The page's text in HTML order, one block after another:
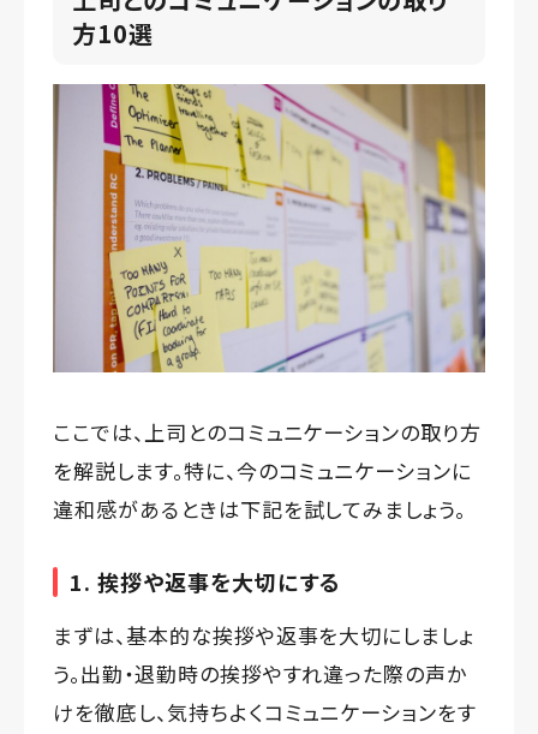
方10選
ここでは、上司とのコミュニケーションの取り方
を解説します。特に、今のコミュニケーションに
違和感があるときは下記を試してみましょう。
1. 挨拶や返事を大切にする
まずは、基本的な挨拶や返事を大切にしましょ
う。出勤・退勤時の挨拶やすれ違った際の声か
けを徹底し、気持ちよくコミュニケーションをす